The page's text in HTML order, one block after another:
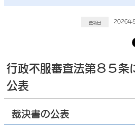
更新日 2026年
行政不服審査法第８５条
公表
裁決書の公表